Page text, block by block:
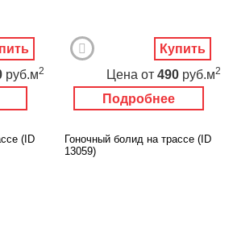
руб.м2
Подробнее
Цена от 490 руб.м2
Купить
(ID
Гоночный болид на трассе (ID
13059)